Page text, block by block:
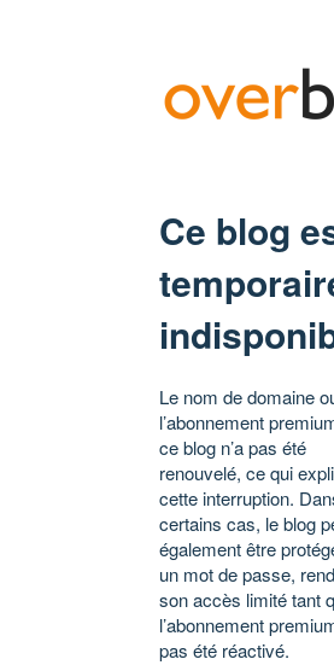
Ce blog
Le nom de domaine
l’abonnement
ce blog n’a pas été
renouvelé, ce qui
cette interruption.
certains cas, le blog
également être
un mot de passe,
son accès limité tant
l’abonnement
pas été réactivé.